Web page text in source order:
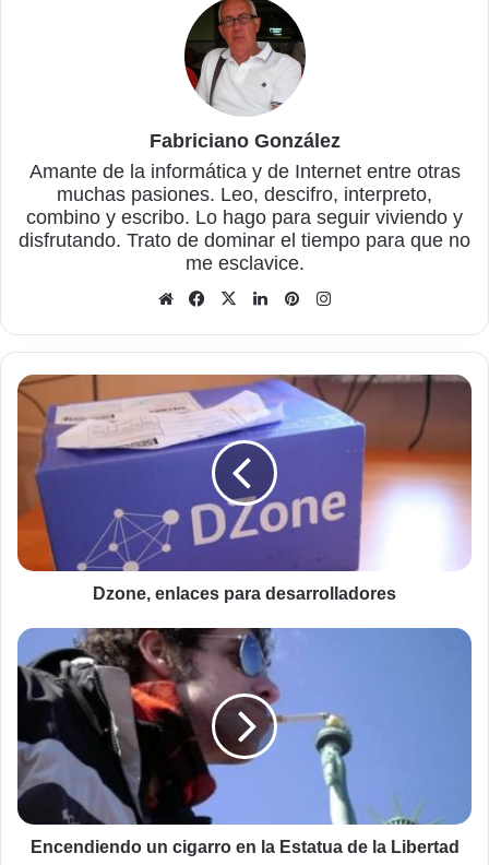
Fabriciano González
Amante de la informática y de Internet entre otras
muchas pasiones. Leo, descifro, interpreto,
combino y escribo. Lo hago para seguir viviendo y
disfrutando. Trato de dominar el tiempo para que no
me esclavice.
Sitio
Facebook
X LinkedInPinterest
Dzone,
enlaces
para
desarrolladores
Dzone, enlaces para desarrolladores
Encendiendo
un
cigarro
en
Estatua
de
la
Libertad
Encendiendo un cigarro en la Estatua de la Libertad